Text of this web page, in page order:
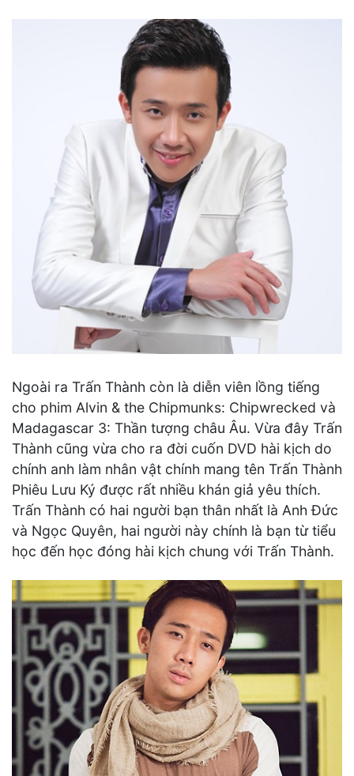
Ngoài ra Trấn Thành còn là diễn viên lồng tiếng
cho phim Alvin & the Chipmunks: Chipwrecked và
Madagascar 3: Thần tượng châu Âu. Vừa đây Trấn
Thành cũng vừa cho ra đời cuốn DVD hài kịch do
chính anh làm nhân vật chính mang tên Trấn Thành
Phiêu Lưu Ký được rất nhiều khán giả yêu thích.
Trấn Thành có hai người bạn thân nhất là Anh Đức
và Ngọc Quyên, hai người này chính là bạn từ tiểu
học đến học đóng hài kịch chung với Trấn Thành.